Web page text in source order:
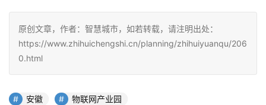
原创文章，作者：智慧城市，如若转载，请注明出处：
https://www.zhihuichengshi.cn/planning/zhihuiyuanqu/206
0.html
安徽 物联网产业园